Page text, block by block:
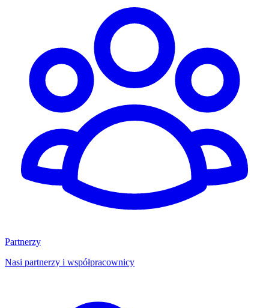
Partnerzy
Nasi partnerzy i współpracownicy